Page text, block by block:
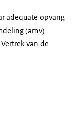
adequate opvang
(amv)
van de